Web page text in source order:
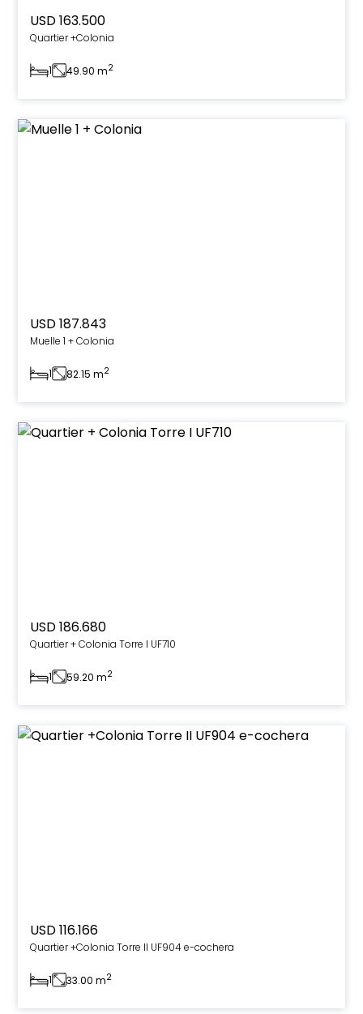
USD 163.500
Quartier +Colonia
1 49.90 m2
USD 187.843
Muelle 1 + Colonia
1 82.15 m2
USD 186.680
Quartier + Colonia Torre I UF710
1 59.20 m2
USD 116.166
Quartier +Colonia Torre II UF904 e-cochera
1 33.00 m2